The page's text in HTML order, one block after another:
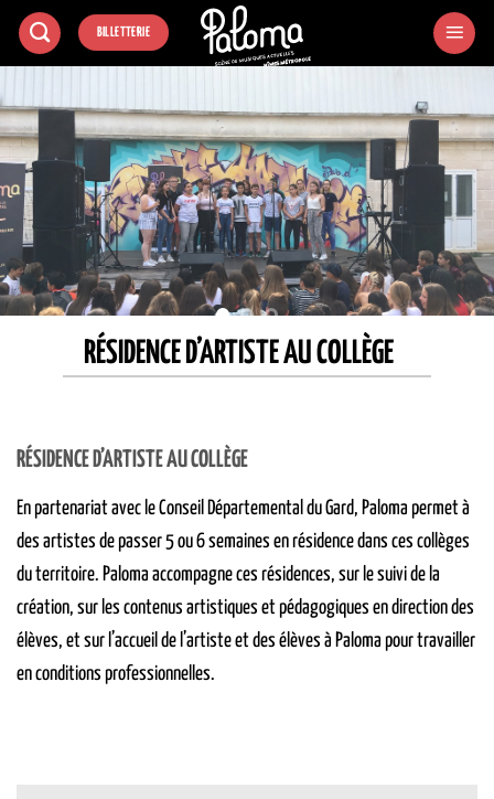
Passer
BILLETTERIE
RÉSIDENCE D’ARTISTE AU COLLÈGE
RÉSIDENCE D’ARTISTE AU COLLÈGE
En partenariat avec le Conseil Départemental du Gard, Paloma permet à
des artistes de passer 5 ou 6 semaines en résidence dans ces collèges
du territoire. Paloma accompagne ces résidences, sur le suivi de la
création, sur les contenus artistiques et pédagogiques en direction des
élèves, et sur l’accueil de l’artiste et des élèves à Paloma pour travailler
en conditions professionnelles.